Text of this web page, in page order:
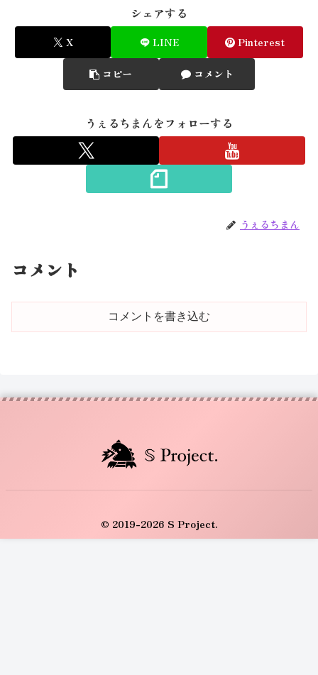
シェアする
X LINE Pinterest
コピー コメント
うぇるちまんをフォローする
うぇるちまん
コメント
コメントを書き込む
© 2019-2026 S Project.